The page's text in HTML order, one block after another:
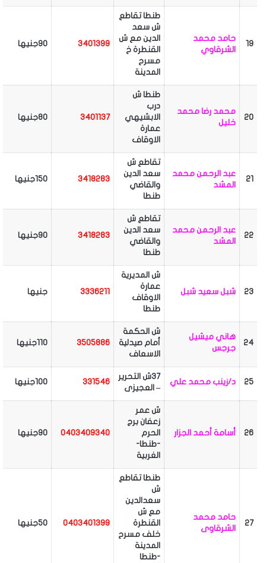
19
حامد محمد
الشرقاوي
طنطا تقاطع
ش سعد
الدين مع ش
القنطرة خ
مسرح
المدينة
3401399 90جنيها
20
محمد رضا محمد
خليل
طنطا ش
درب
الابشيهي
عمارة
الاوقاف
3401137 80جنيها
21
عبد الرحمن محمد
المشد
تقاطع ش
سعد الدين
والقاضي
طنطا
3418283 150جنيها
22
عبد الرحمن محمد
المشد
تقاطع ش
سعد الدين
والقاضي
طنطا
3418283 90جنيها
23 شبل سعيد شبل
ش المديرية
عمارة
الاوقاف
طنطا
3336211 جنيها
24
هاني ميشيل
جرجس
ش الحكمة
أمام صيدلية
الاسعاف
3505886 110جنيها
25 د/زينب محمد علي
37ش التحرير
– العجيزى
331546 100جنيها
26 أسامة أحمد الجزار
ش عمر
زعفان برج
الحرم
-طنطا-
الغربية
0403409340 90جنيها
27
حامد محمد
الشرقاوى
طنطا تقاطع
ش
سعدالدين
مع ش
القنطرة
خلف مسرح
المدينة
-طنطا
0403401399 50جنيها